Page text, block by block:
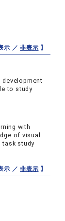
示 ／非表示 】
development
to study
with
of visual
task study
示 ／非表示 】